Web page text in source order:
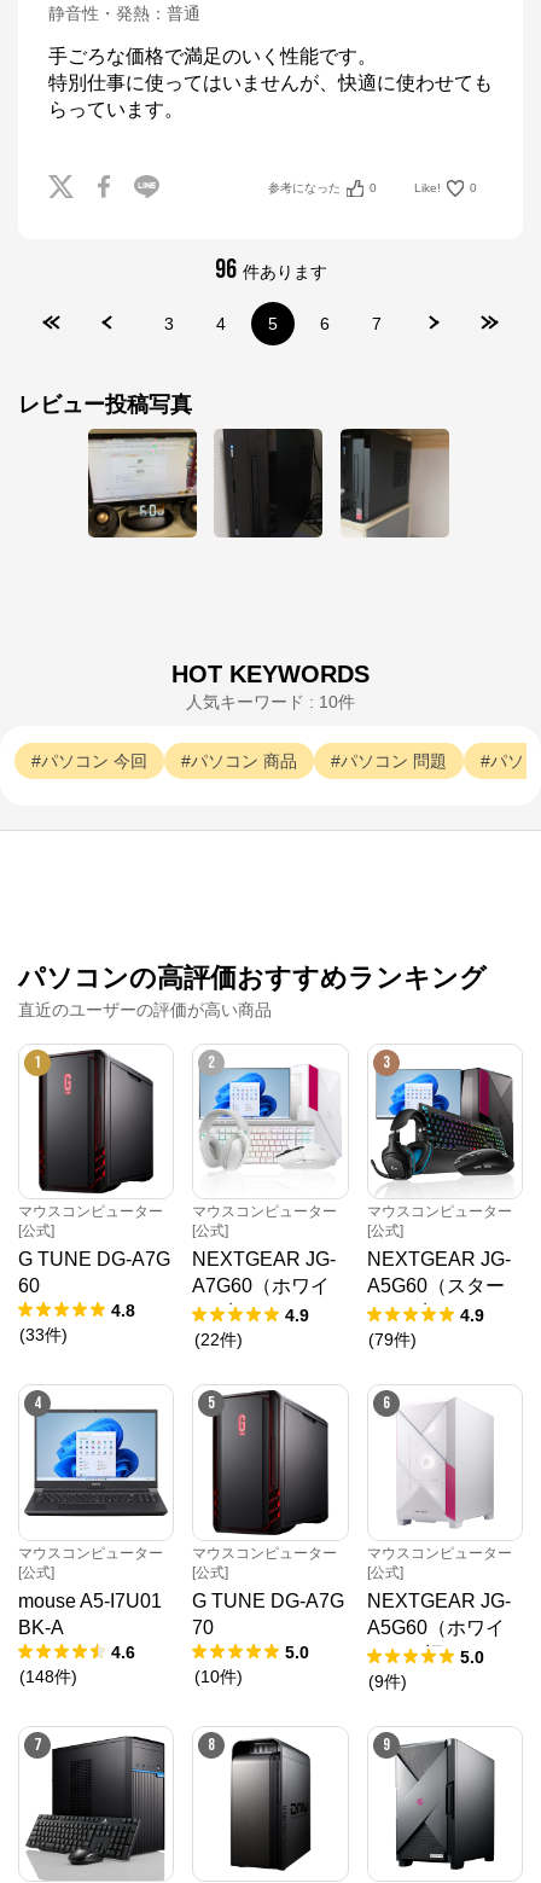
静音性・発熱 ： 普通
手ごろな価格で満足のいく性能です。
特別仕事に使ってはいませんが、快適に使わせても
らっています。
参考になった 0 Like! 0
96 件あります
3 4 5 6 7
レビュー投稿写真
HOT KEYWORDS
人気キーワード : 10件
パソコン 今回 パソコン 商品 パソコン 問題 パソ
パソコンの高評価おすすめランキング
直近のユーザーの評価が高い商品
1
マウスコンピューター
[公式]
G TUNE DG-A7G
60
4.8
(33件)
2
マウスコンピューター
[公式]
NEXTGEAR JG-
A7G60（ホワイ
ト5点セット）
4.9
(22件)
3
マウスコンピューター
[公式]
NEXTGEAR JG-
A5G60（スター
ター5点セット）
4.9
(79件)
4
マウスコンピューター
[公式]
mouse A5-I7U01
BK-A
4.6
(148件)
5
マウスコンピューター
[公式]
G TUNE DG-A7G
70
5.0
(10件)
6
マウスコンピューター
[公式]
NEXTGEAR JG-
A5G60（ホワイ
ト）（旧モデル /
販売終了）
5.0
(9件)
7 8 9
マウスコンピューター[公式]
公式ECサイト
※外部サイトが開きます
Order）パソコンをご提供する、国内生産のパソコン
メーカーです。
当社パソコンには「3年間無償保証（一部製品を除
休日や深夜でも専門国内スタッフが皆様をサポートい
たします。